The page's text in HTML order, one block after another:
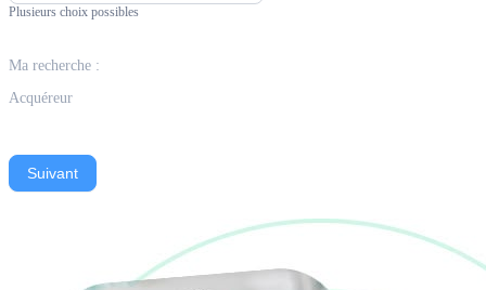
Plusieurs choix possibles
Ma recherche :
Acquéreur
Suivant